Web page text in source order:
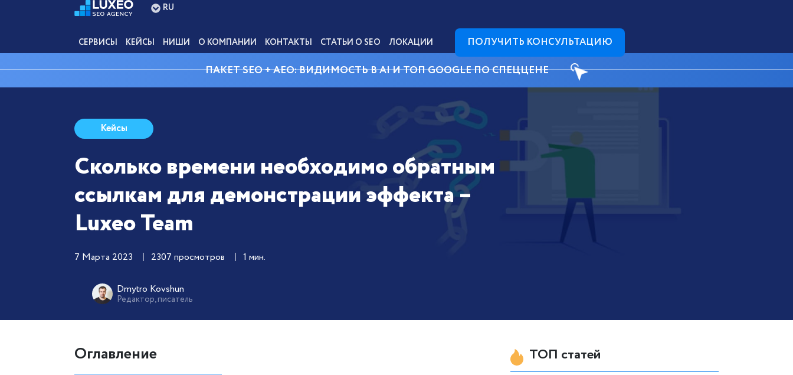
RU
СЕРВИСЫ КЕЙСЫ НИШИ О КОМПАНИИ КОНТАКТЫ СТАТЬИ О SEO ЛОКАЦИИ ПОЛУЧИТЬ КОНСУЛЬТАЦИЮ
ПАКЕТ SEO + AEO: ВИДИМОСТЬ В AI И ТОП GOOGLE ПО СПЕЦЦЕНЕ
Кейсы
Сколько времени необходимо обратным
ссылкам для демонстрации эффекта –
Luxeo Team
7 Марта 2023 2307 просмотров 1 мин.
Dmytro Kovshun
Редактор, писатель
Оглавление ТОП статей